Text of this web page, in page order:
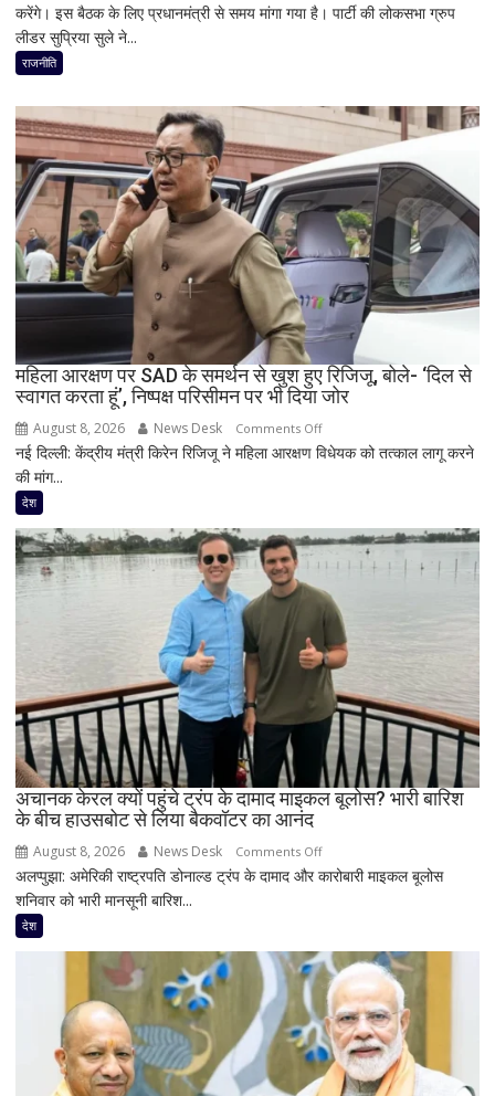
राजनीति
PM
से
मिलेंगे
शरद
पवार
गुट
सभी
8
डीलिमिटेशन
बिल
के
बीच
करेंगे। इस बैठक के लिए प्रधानमंत्री से समय मांगा गया है। पार्टी की लोकसभा ग्रुप
लीडर सुप्रिया सुले ने...
राजनीति
महिला आरक्षण पर SAD के समर्थन से खुश हुए रिजिजू, बोले- ‘दिल से
स्वागत करता हूं’, निष्पक्ष परिसीमन पर भी दिया जोर
August 8, 2026 News Desk Comments Offon
महिला
SAD
के
समर्थन
से
खुश
हुए
रिजिजू,
बोले-
‘दिल
से
स्वागत
करता
परिसीमन
जोर
नई दिल्ली: केंद्रीय मंत्री किरेन रिजिजू ने महिला आरक्षण विधेयक को तत्काल लागू करने
की मांग...
देश
अचानक केरल क्यों पहुंचे ट्रंप के दामाद माइकल बूलोस? भारी बारिश
के बीच हाउसबोट से लिया बैकवॉटर का आनंद
August 8, 2026 News Desk Comments Offon
अचानक
ट्रंप
के
दामाद
माइकल
बूलोस?
अलप्पुझा: अमेरिकी राष्ट्रपति डोनाल्ड ट्रंप के दामाद और कारोबारी माइकल बूलोस
शनिवार को भारी मानसूनी बारिश...
देश